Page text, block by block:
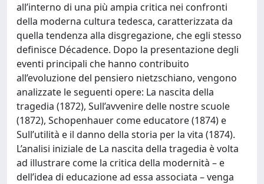
all’interno di una più ampia critica nei confronti
della moderna cultura tedesca, caratterizzata da
quella tendenza alla disgregazione, che egli stesso
definisce Décadence. Dopo la presentazione degli
eventi principali che hanno contribuito
all’evoluzione del pensiero nietzschiano, vengono
analizzate le seguenti opere: La nascita della
tragedia (1872), Sull’avvenire delle nostre scuole
(1872), Schopenhauer come educatore (1874) e
Sull’utilità e il danno della storia per la vita (1874).
L’analisi iniziale de La nascita della tragedia è volta
ad illustrare come la critica della modernità – e
dell’idea di educazione ad essa associata – venga